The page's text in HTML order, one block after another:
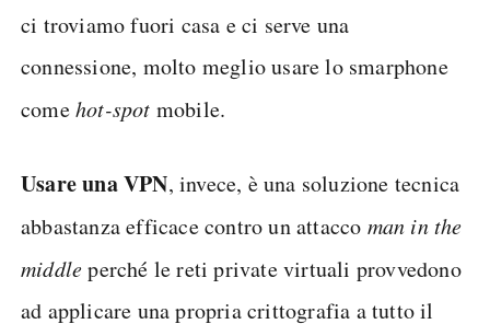
ci troviamo fuori casa e ci serve una
connessione, molto meglio usare lo smarphone
comehot-spot mobile.
Usare una VPN, invece, è una soluzione tecnica
abbastanza efficace contro un attacco man in the
middleperché le reti private virtuali provvedono
ad applicare una propria crittografia a tutto il